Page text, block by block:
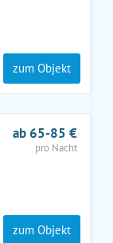
zum Objekt
ab 65-85 €
pro Nacht
zum Objekt